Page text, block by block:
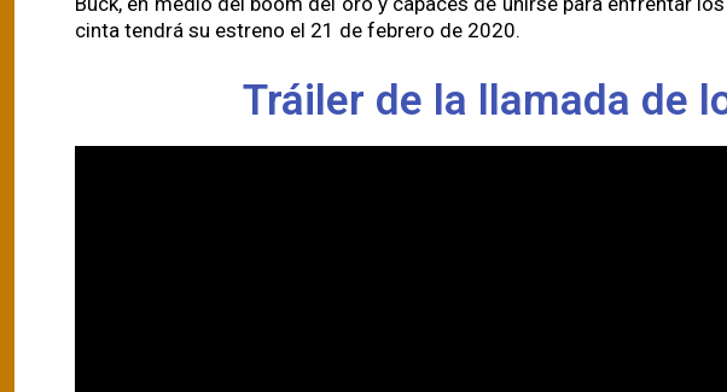
cinta tendrá su estreno el 21 de febrero de 2020.
Tráiler de la llamada de